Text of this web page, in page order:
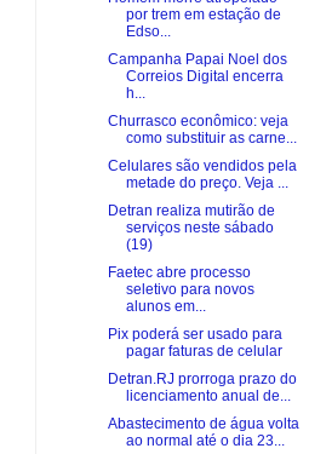
por trem em estação de
Edso...
Campanha Papai Noel dos
Correios Digital encerra
h...
Churrasco econômico: veja
como substituir as carne...
Celulares são vendidos pela
metade do preço. Veja ...
Detran realiza mutirão de
serviços neste sábado
(19)
Faetec abre processo
seletivo para novos
alunos em...
Pix poderá ser usado para
pagar faturas de celular
Detran.RJ prorroga prazo do
licenciamento anual de...
Abastecimento de água volta
ao normal até o dia 23...